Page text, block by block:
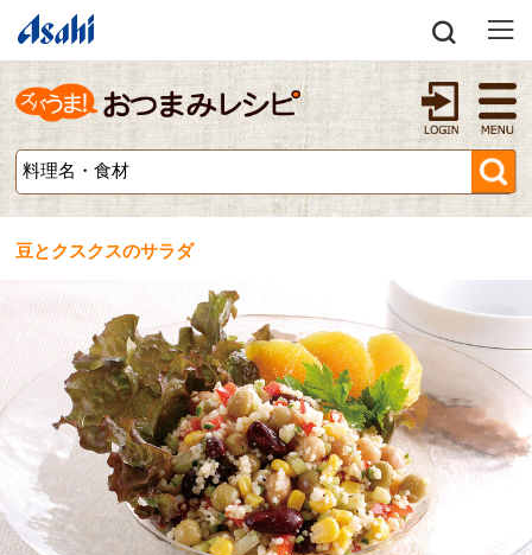
豆とクスクスのサラダ